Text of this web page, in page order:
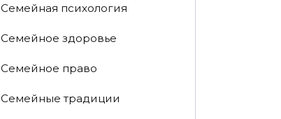
Семейная психология
Семейное здоровье
Семейное право
Семейные традиции